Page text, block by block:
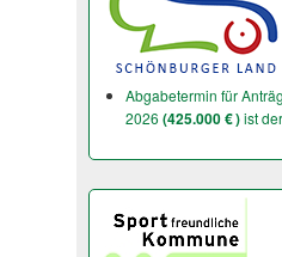
Abgabetermin für
2026 (425.000 € )ist der